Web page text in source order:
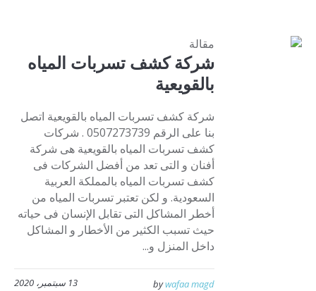
مقالة
شركة كشف تسربات المياه
بالقويعية
شركة كشف تسربات المياه بالقويعية اتصل
بنا على الرقم 0507273739 . شركات
كشف تسربات المياه بالقويعية هى شركة
أفنان و التى تعد من أفضل الشركات فى
كشف تسربات المياه بالمملكة العربية
السعودية. و لكن تعتبر تسربات المياه من
أخطر المشاكل التى تقابل الإنسان فى حياته
حيث تسبب الكثير من الأخطار و المشاكل
داخل المنزل و...
13 سبتمبر، 2020 bywafaa magd